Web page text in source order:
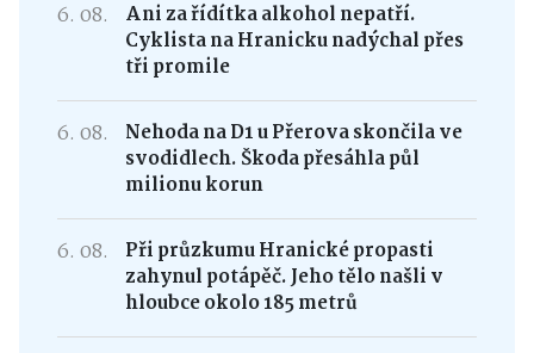
6. 08.
Ani za řídítka alkohol nepatří.
Cyklista na Hranicku nadýchal přes
tři promile
6. 08.
Nehoda na D1 u Přerova skončila ve
svodidlech. Škoda přesáhla půl
milionu korun
6. 08.
Při průzkumu Hranické propasti
zahynul potápěč. Jeho tělo našli v
hloubce okolo 185 metrů